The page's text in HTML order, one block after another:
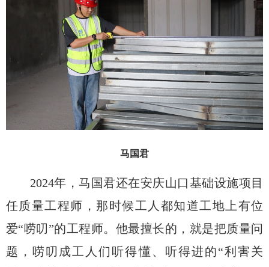
马国君
2024年，马国君还在安庆山口基础设施项目
任质量工程师 ， 那时候工人都知道工地上有位
爱“唠叨”的工程师。 他最擅长的， 就是把质量问
题 ， 唠叨 成工人们听得懂、听得进的“利害关